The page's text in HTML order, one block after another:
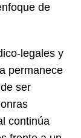
de
legales y
permanece
ser
continúa